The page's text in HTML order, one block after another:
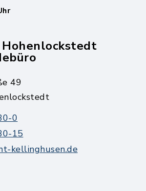
Hohenlockstedt
49
0
15
kellinghusen.de